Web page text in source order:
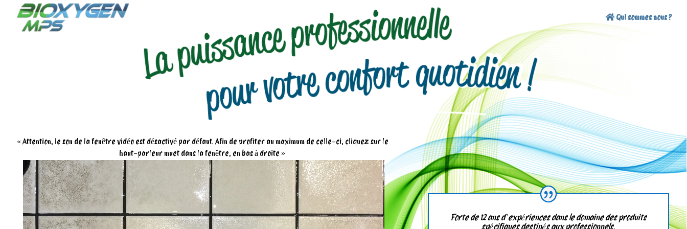
Qui sommes nous ?
« Attention, le son de la fenêtre vidéo est désactivé par défaut. Afin de profiter au maximum de celle-ci, cliquez sur le
haut-parleur muet dans la fenêtre, en bas à droite »
Forte de 12 ans d’expériences dans le domaine des produits